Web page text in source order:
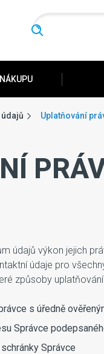
Hledat
Uplatňování
údajů výkon jejich
údaje pro
způsoby
s úředně
Správce
Správce